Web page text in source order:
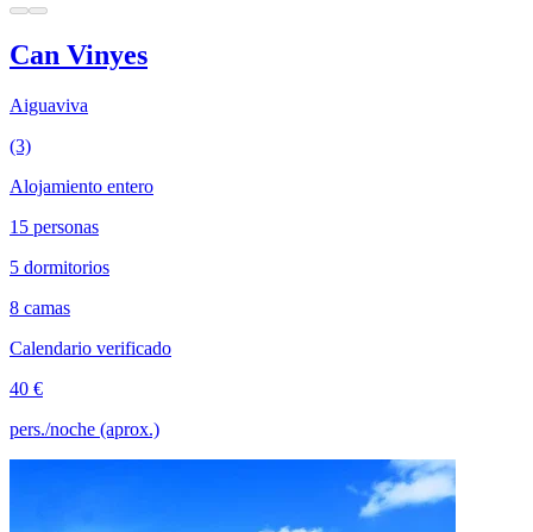
Can Vinyes
Aiguaviva
(3)
Alojamiento entero
15 personas
5 dormitorios
8 camas
Calendario verificado
40 €
pers./noche (aprox.)